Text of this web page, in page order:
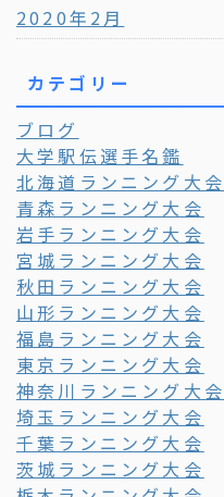
2020年2月
カテゴリー
ブログ
大学駅伝選手名鑑
北海道ランニング大会
青森ランニング大会
岩手ランニング大会
宮城ランニング大会
秋田ランニング大会
山形ランニング大会
福島ランニング大会
東京ランニング大会
神奈川ランニング大会
埼玉ランニング大会
千葉ランニング大会
茨城ランニング大会